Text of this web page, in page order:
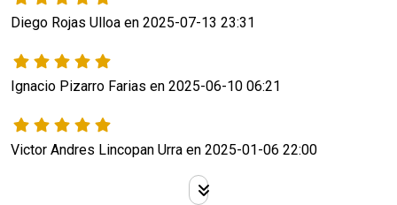
Diego Rojas Ulloa en 2025-07-13 23:31
Ignacio Pizarro Farias en 2025-06-10 06:21
Victor Andres Lincopan Urra en 2025-01-06 22:00